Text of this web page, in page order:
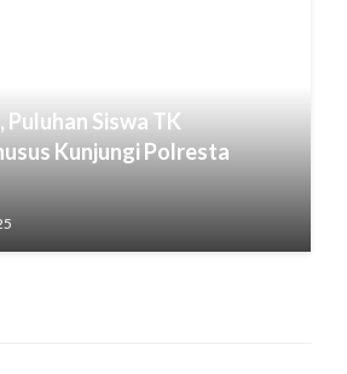
Puluhan Siswa TK
Kunjungi Polresta